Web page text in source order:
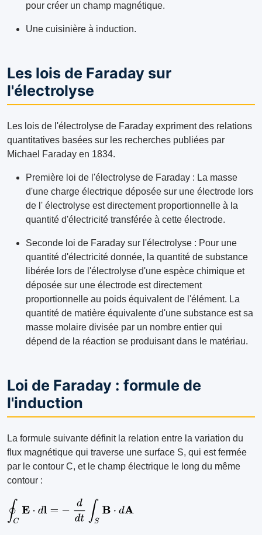
pour créer un champ magnétique.
Une cuisinière à induction.
Les lois de Faraday sur
l'électrolyse
Les lois de l'électrolyse de Faraday expriment des relations
quantitatives basées sur les recherches publiées par
Michael Faraday en 1834.
Première loi de l'électrolyse de Faraday : La masse
d'une charge électrique déposée sur une électrode lors
de l' électrolyse est directement proportionnelle à la
quantité d'électricité transférée à cette électrode.
Seconde loi de Faraday sur l'électrolyse : Pour une
quantité d'électricité donnée, la quantité de substance
libérée lors de l'électrolyse d'une espèce chimique et
déposée sur une électrode est directement
proportionnelle au poids équivalent de l'élément. La
quantité de matière équivalente d'une substance est sa
masse molaire divisée par un nombre entier qui
dépend de la réaction se produisant dans le matériau.
Loi de Faraday : formule de
l'induction
La formule suivante définit la relation entre la variation du
flux magnétique qui traverse une surface S, qui est fermée
par le contour C, et le champ électrique le long du même
contour :